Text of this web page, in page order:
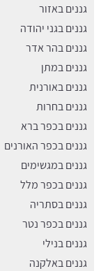
גננים באזור
גננים בגני יהודה
גננים בהר אדר
גננים במתן
גננים באורנית
גננים בחרות
גננים בכפר ברא
גננים בכפר האורנים
גננים במגשימים
גננים בכפר מלל
גננים בסתריה
גננים בכפר נטר
גננים בנילי
גננים באלקנה